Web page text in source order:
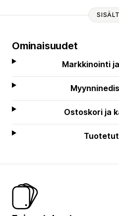
Ominaisuudet
Markkinointi
Ostoskori ja